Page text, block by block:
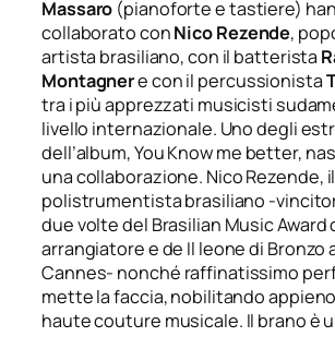
Massaro (pianoforte e tastiere)
collaborato conNico Rezende,
artista brasiliano, con il batterista
Montagnere con il percussionista
tra i più apprezzati musicisti
livello internazionale. Uno degli
dell’album, You Know me better,
una collaborazione. Nico Rezende,
polistrumentista brasiliano -
due volte del Brasilian Music Award
arrangiatore e de Il leone di Bronzo
Cannes- nonché raffinatissimo
mette la faccia, nobilitando
haute couture musicale. Il brano è